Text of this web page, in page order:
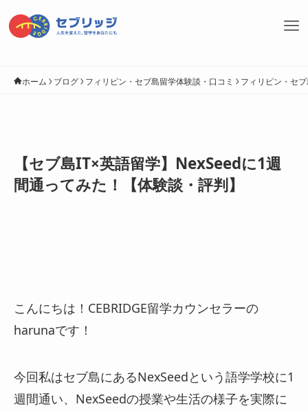
ホーム ブログ フィリピン・セブ島留学体験談・口コミ フィリピン・セ
【セブ島IT×英語留学】NexSeedに1週
間通ってみた！【体験談・評判】
こんにちは！CEBRIDGE留学カウンセラーの
harunaです！
今回私はセブ島にあるNexSeedという語学学校に1
週間通い、NexSeedの授業や生活の様子を実際に